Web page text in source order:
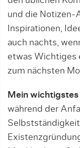
und die Notizen-
Inspirationen,
auch nachts,
etwas Wichtiges
zum nächsten
Mein wichtigstes
während der